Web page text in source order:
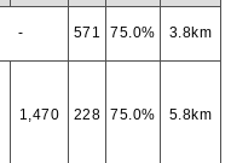
- 571 75.0% 3.8km
1,470 228 75.0%
5.8km